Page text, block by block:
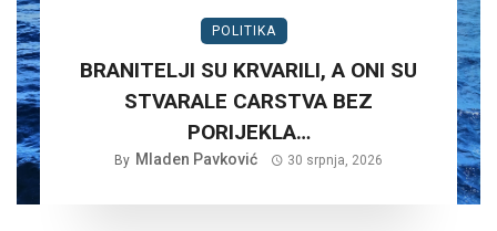
POLITIKA
BRANITELJI SU KRVARILI, A ONI SU
STVARALE CARSTVA BEZ
PORIJEKLA…
By Mladen Pavković 30 srpnja, 2026